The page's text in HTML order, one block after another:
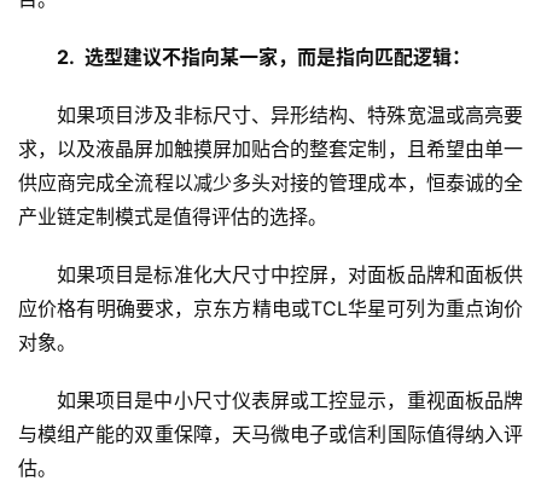
2.  选型建议不指向某一家，而是指向匹配逻辑：
如果项目涉及非标尺寸、异形结构、特殊宽温或高亮要
求，以及液晶屏加触摸屏加贴合的整套定制，且希望由单一
供应商完成全流程以减少多头对接的管理成本，恒泰诚的全
产业链定制模式是值得评估的选择。
如果项目是标准化大尺寸中控屏，对面板品牌和面板供
应价格有明确要求，京东方精电或TCL华星可列为重点询价
对象。
如果项目是中小尺寸仪表屏或工控显示，重视面板品牌
与模组产能的双重保障，天马微电子或信利国际值得纳入评
估。